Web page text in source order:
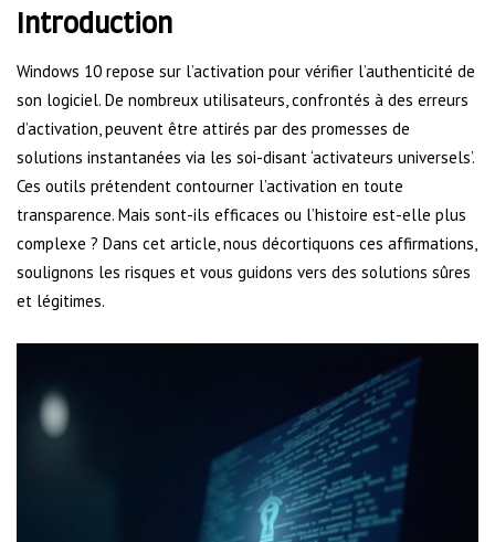
Introduction
Windows 10 repose sur l’activation pour vérifier l’authenticité de
son logiciel. De nombreux utilisateurs, confrontés à des erreurs
d’activation, peuvent être attirés par des promesses de
solutions instantanées via les soi-disant ‘activateurs universels’.
Ces outils prétendent contourner l’activation en toute
transparence. Mais sont-ils efficaces ou l’histoire est-elle plus
complexe ? Dans cet article, nous décortiquons ces affirmations,
soulignons les risques et vous guidons vers des solutions sûres
et légitimes.